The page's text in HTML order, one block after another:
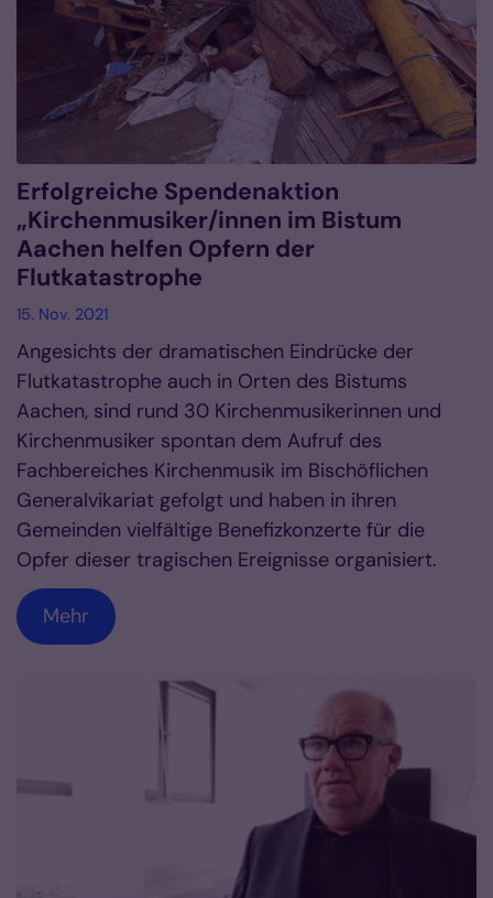
Erfolgreiche Spendenaktion
„Kirchenmusiker/innen im Bistum
Aachen helfen Opfern der
Flutkatastrophe
15. Nov. 2021
Angesichts der dramatischen Eindrücke der
Flutkatastrophe auch in Orten des Bistums
Aachen, sind rund 30 Kirchenmusikerinnen und
Kirchenmusiker spontan dem Aufruf des
Fachbereiches Kirchenmusik im Bischöflichen
Generalvikariat gefolgt und haben in ihren
Gemeinden vielfältige Benefizkonzerte für die
Opfer dieser tragischen Ereignisse organisiert.
Mehr